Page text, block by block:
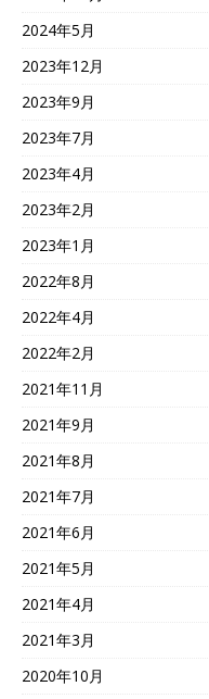
2024年5月
2023年12月
2023年9月
2023年7月
2023年4月
2023年2月
2023年1月
2022年8月
2022年4月
2022年2月
2021年11月
2021年9月
2021年8月
2021年7月
2021年6月
2021年5月
2021年4月
2021年3月
2020年10月